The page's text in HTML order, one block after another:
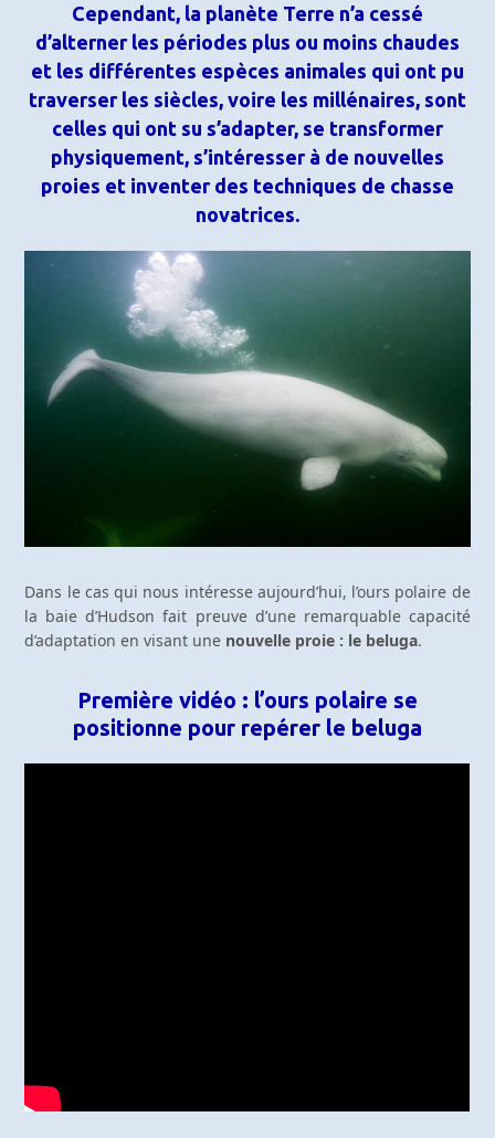
Cependant, la planète Terre n’a cessé
d’alterner les périodes plus ou moins chaudes
et les différentes espèces animales qui ont pu
traverser les siècles, voire les millénaires, sont
celles qui ont su s’adapter, se transformer
physiquement, s’intéresser à de nouvelles
proies et inventer des techniques de chasse
novatrices.
Dans le cas qui nous intéresse aujourd’hui, l’ours polaire de
la baie d’Hudson fait preuve d’une remarquable capacité
d’adaptation en visant une nouvelle proie : le beluga.
Première vidéo : l’ours polaire se
positionne pour repérer le beluga